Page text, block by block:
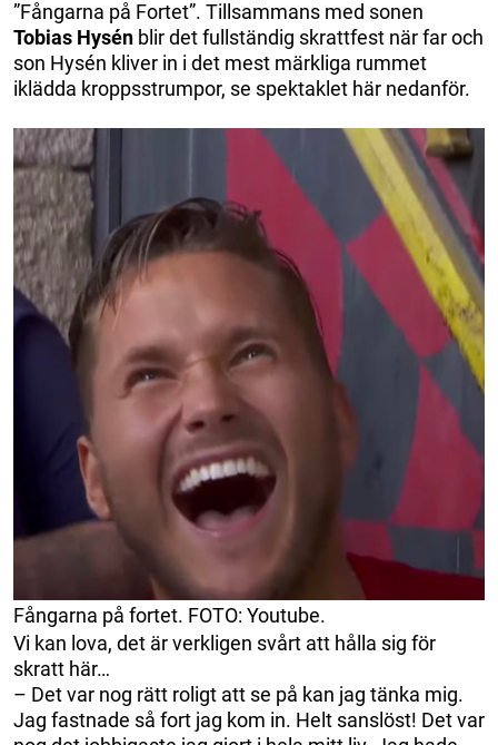
”Fångarna på Fortet”. Tillsammans med sonen
Tobias Hysén blir det fullständig skrattfest när far och
son Hysén kliver in i det mest märkliga rummet
iklädda kroppsstrumpor, se spektaklet här nedanför.
Fångarna på fortet. FOTO: Youtube.
Vi kan lova, det är verkligen svårt att hålla sig för
skratt här…
– Det var nog rätt roligt att se på kan jag tänka mig.
Jag fastnade så fort jag kom in. Helt sanslöst! Det var